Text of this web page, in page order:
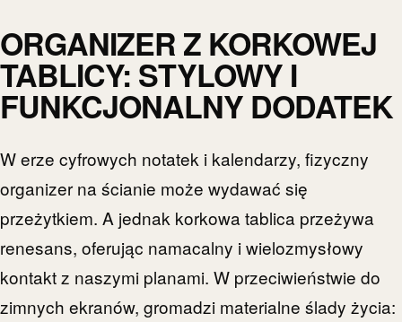
ORGANIZER Z KORKOWEJ
TABLICY: STYLOWY I
FUNKCJONALNY DODATEK
W erze cyfrowych notatek i kalendarzy, fizyczny
organizer na ścianie może wydawać się
przeżytkiem. A jednak korkowa tablica przeżywa
renesans, oferując namacalny i wielozmysłowy
kontakt z naszymi planami. W przeciwieństwie do
zimnych ekranów, gromadzi materialne ślady życia: